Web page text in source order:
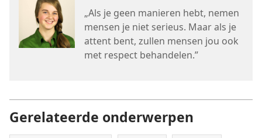
„Als je geen manieren hebt, nemen
mensen je niet serieus. Maar als je
attent bent, zullen mensen jou ook
met respect behandelen.”
Gerelateerde onderwerpen